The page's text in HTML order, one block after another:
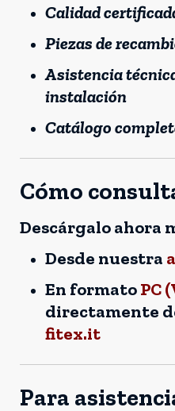
Calidad
Piezas de
Asistencia
instalación
Catálogo
Cómo
Descárgalo ahora
Desde nuestra
En formatoPC
directamente
fitex.it
Para